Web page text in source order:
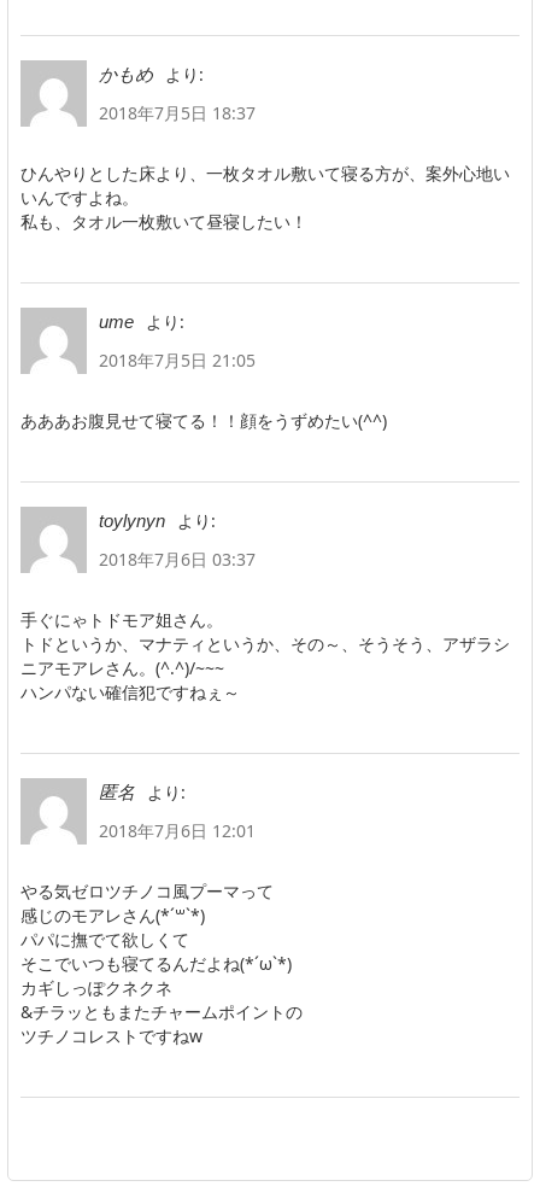
かもめ
より:
2018年7月5日 18:37
ひんやりとした床より、一枚タオル敷いて寝る方が、案外心地い
いんですよね。
私も、タオル一枚敷いて昼寝したい！
ume
より:
2018年7月5日 21:05
あああお腹見せて寝てる！！顔をうずめたい(^^)
toylynyn
より:
2018年7月6日 03:37
手ぐにゃトドモア姐さん。
トドというか、マナティというか、その～、そうそう、アザラシ
ニアモアレさん。(^.^)/~~~
ハンパない確信犯ですねぇ～
匿名
より:
2018年7月6日 12:01
やる気ゼロツチノコ風プーマって
感じのモアレさん(*´꒳`*)
パパに撫でて欲しくて
そこでいつも寝てるんだよね(*´ω`*)
カギしっぽクネクネ
&チラッともまたチャームポイントの
ツチノコレストですねw